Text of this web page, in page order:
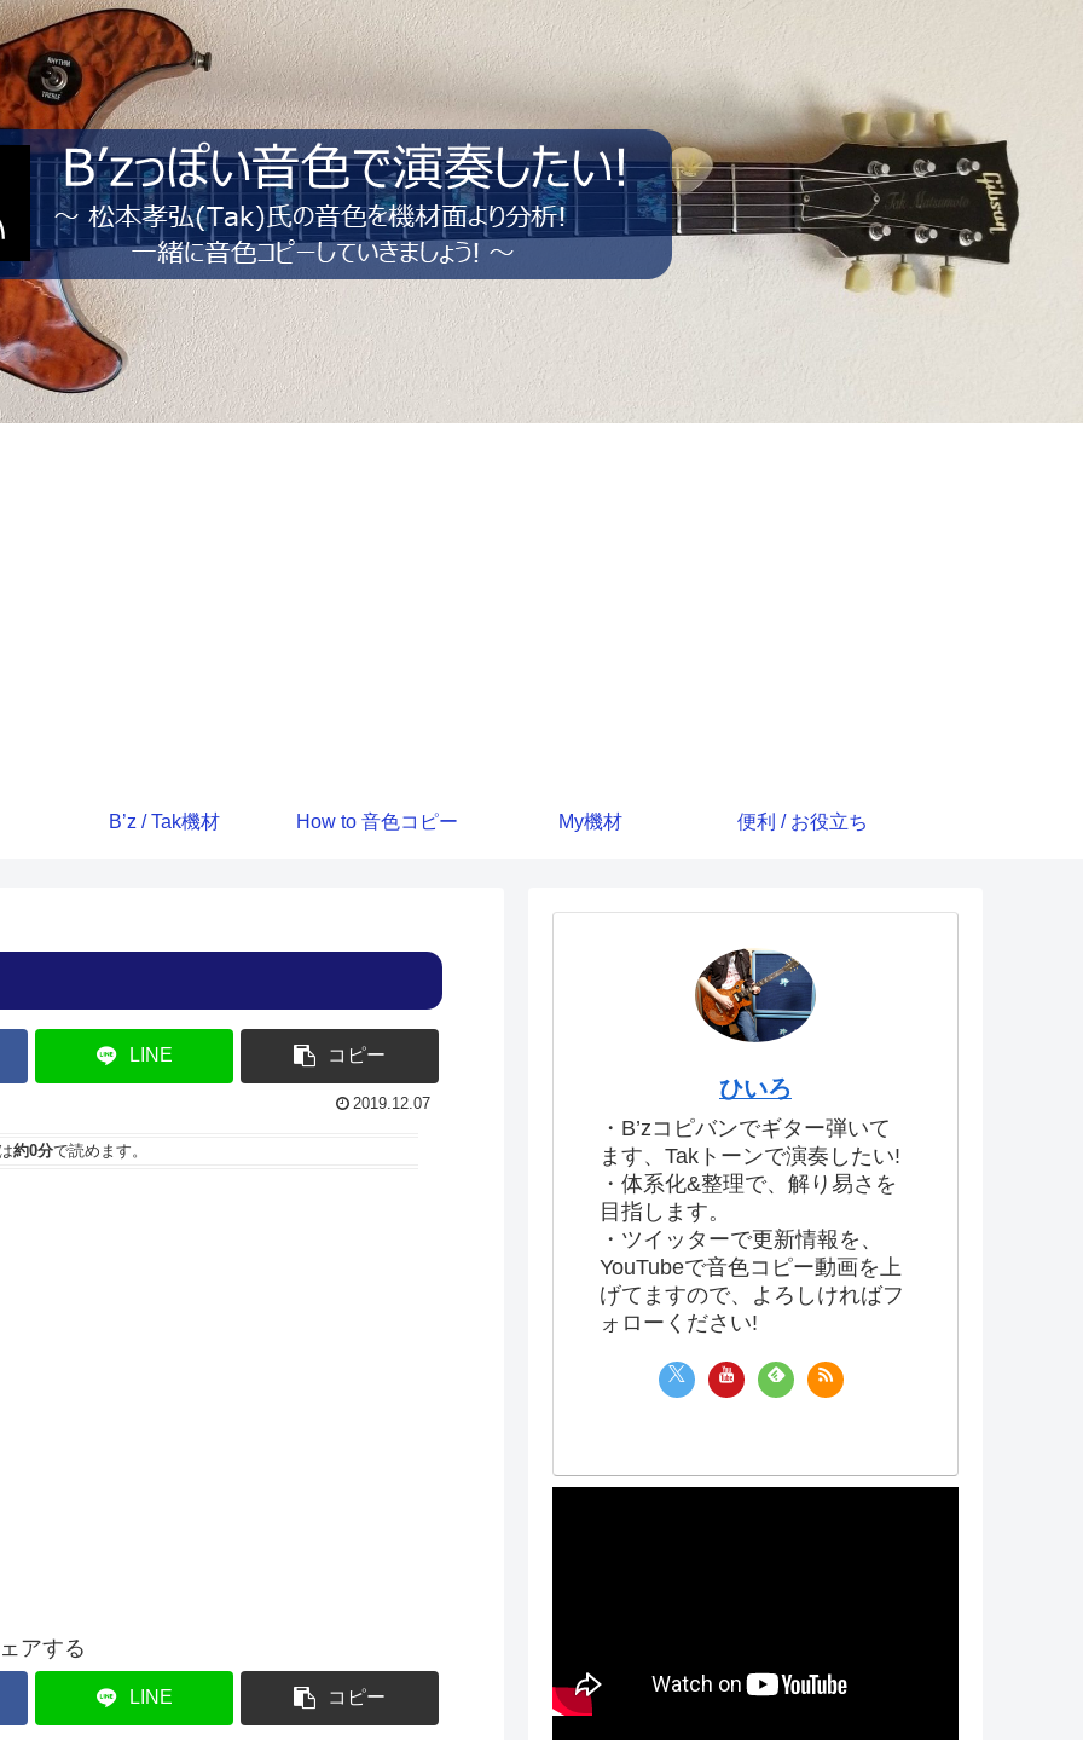
B’z / Tak機材 How to 音色コピー My機材 便利 / お役立ち
LINE コピー
2019.12.07
約0分で読めます。
アする
LINE コピー
ひいろ
・B’zコピバンでギター弾いて
ます、Takトーンで演奏したい!
・体系化&整理で、解り易さを
目指します。
・ツイッターで更新情報を、
YouTubeで音色コピー動画を上
げてますので、よろしければフ
ォローください!